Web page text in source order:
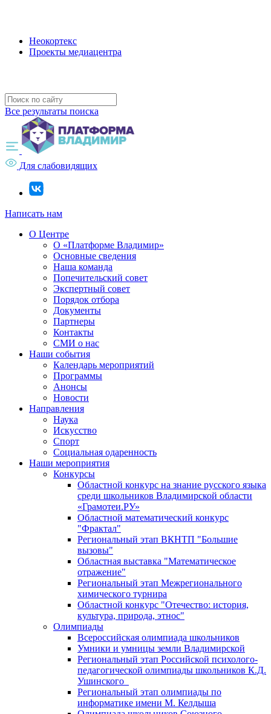
Неокортекс
Проекты медиацентра
Все результаты поиска
Для слабовидящих
Написать нам
О Центре
О «Платформе Владимир»
Основные сведения
Наша команда
Попечительский совет
Экспертный совет
Порядок отбора
Документы
Партнеры
Контакты
СМИ о нас
Наши события
Календарь мероприятий
Программы
Анонсы
Новости
Направления
Наука
Искусство
Спорт
Социальная одаренность
Наши мероприятия
Конкурсы
Областной конкурс на знание русского языка
среди школьников Владимирской области
«Грамотеи.РУ»
Областной математический конкурс
"Фрактал"
Региональный этап ВКНТП "Большие
вызовы"
Областная выставка "Математическое
отражение"
Региональный этап Межрегионального
химического турнира
Областной конкурс "Отечество: история,
культура, природа, этнос"
Олимпиады
Всероссийская олимпиада школьников
Умники и умницы земли Владимирской
Региональный этап Российской психолого-
педагогической олимпиады школьников К.Д.
Ушинского
Региональный этап олимпиады по
информатике имени М. Келдыша